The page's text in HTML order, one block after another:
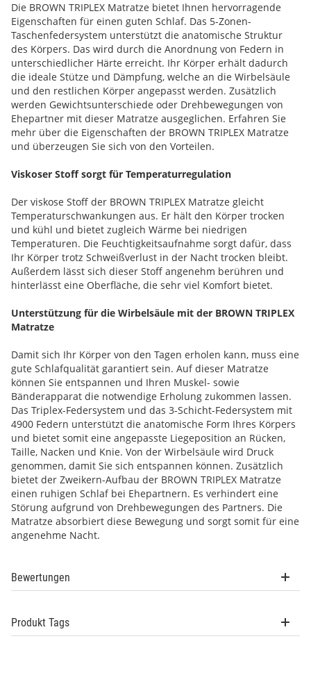
Die BROWN TRIPLEX Matratze bietet Ihnen hervorragende
Eigenschaften für einen guten Schlaf. Das 5-Zonen-
Taschenfedersystem unterstützt die anatomische Struktur
des Körpers. Das wird durch die Anordnung von Federn in
unterschiedlicher Härte erreicht. Ihr Körper erhält dadurch
die ideale Stütze und Dämpfung, welche an die Wirbelsäule
und den restlichen Körper angepasst werden. Zusätzlich
werden Gewichtsunterschiede oder Drehbewegungen von
Ehepartner mit dieser Matratze ausgeglichen. Erfahren Sie
mehr über die Eigenschaften der BROWN TRIPLEX Matratze
und überzeugen Sie sich von den Vorteilen.
Viskoser Stoff sorgt für Temperaturregulation
Der viskose Stoff der BROWN TRIPLEX Matratze gleicht
Temperaturschwankungen aus. Er hält den Körper trocken
und kühl und bietet zugleich Wärme bei niedrigen
Temperaturen. Die Feuchtigkeitsaufnahme sorgt dafür, dass
Ihr Körper trotz Schweißverlust in der Nacht trocken bleibt.
Außerdem lässt sich dieser Stoff angenehm berühren und
hinterlässt eine Oberfläche, die sehr viel Komfort bietet.
Unterstützung für die Wirbelsäule mit der BROWN TRIPLEX
Matratze
Damit sich Ihr Körper von den Tagen erholen kann, muss eine
gute Schlafqualität garantiert sein. Auf dieser Matratze
können Sie entspannen und Ihren Muskel- sowie
Bänderapparat die notwendige Erholung zukommen lassen.
Das Triplex-Federsystem und das 3-Schicht-Federsystem mit
4900 Federn unterstützt die anatomische Form Ihres Körpers
und bietet somit eine angepasste Liegeposition an Rücken,
Taille, Nacken und Knie. Von der Wirbelsäule wird Druck
genommen, damit Sie sich entspannen können. Zusätzlich
bietet der Zweikern-Aufbau der BROWN TRIPLEX Matratze
einen ruhigen Schlaf bei Ehepartnern. Es verhindert eine
Störung aufgrund von Drehbewegungen des Partners. Die
Matratze absorbiert diese Bewegung und sorgt somit für eine
angenehme Nacht.
Bewertungen
Produkt Tags